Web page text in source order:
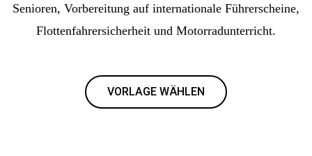
Senioren, Vorbereitung auf internationale Führerscheine,
Flottenfahrersicherheit und Motorradunterricht.
VORLAGE WÄHLEN